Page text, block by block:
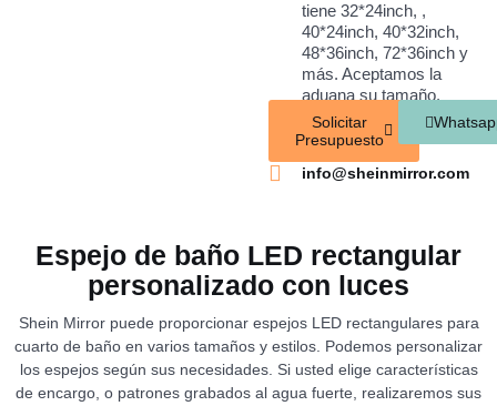
tiene 32*24inch, ,
40*24inch, 40*32inch,
48*36inch, 72*36inch y
más. Aceptamos la
aduana su tamaño.
Solicitar
Presupuesto
info@sheinmirror.com
Espejo de baño LED rectangular
personalizado con luces
Shein Mirror puede proporcionar espejos LED rectangulares para
cuarto de baño en varios tamaños y estilos. Podemos personalizar
los espejos según sus necesidades. Si usted elige características
de encargo, o patrones grabados al agua fuerte, realizaremos sus